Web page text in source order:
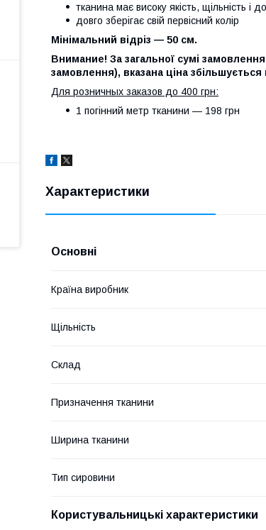
тканина має високу якість, щільність і
довго зберігає свій первісний колір
Мінімальний відріз — 50 см.
Внимание! За загальної сумі
замовлення), вказана ціна збільшується
Для розничных заказов до 400 грн:
1 погінний метр тканини — 198 грн
Характеристики
Основні
Країна виробник
Щільність
Склад
Призначення тканини
Ширина тканини
Тип сировини
Користувальницькі характеристики